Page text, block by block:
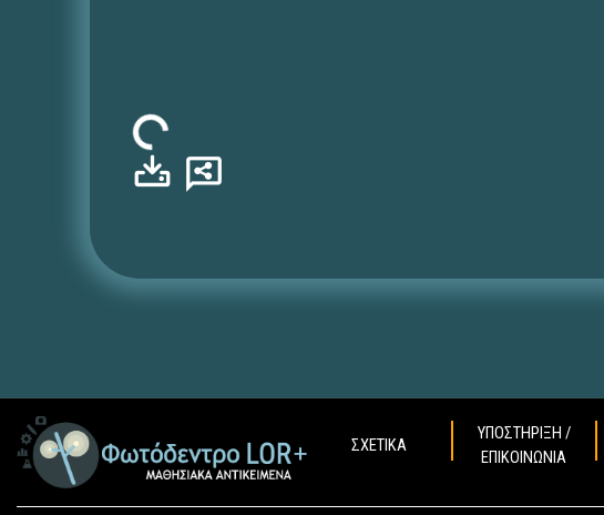
Φόρτωση...
ΣΧΕΤΙΚΑ
ΥΠΟΣΤΗΡΙΞΗ /
ΕΠΙΚΟΙΝΩΝΙΑ